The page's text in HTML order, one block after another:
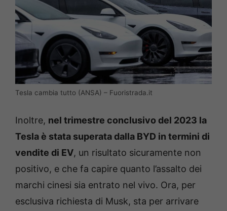
Tesla cambia tutto (ANSA) – Fuoristrada.it
Inoltre, nel trimestre conclusivo del 2023 la
Tesla è stata superata dalla BYD in termini di
vendite di EV, un risultato sicuramente non
positivo, e che fa capire quanto l’assalto dei
marchi cinesi sia entrato nel vivo. Ora, per
esclusiva richiesta di Musk, sta per arrivare